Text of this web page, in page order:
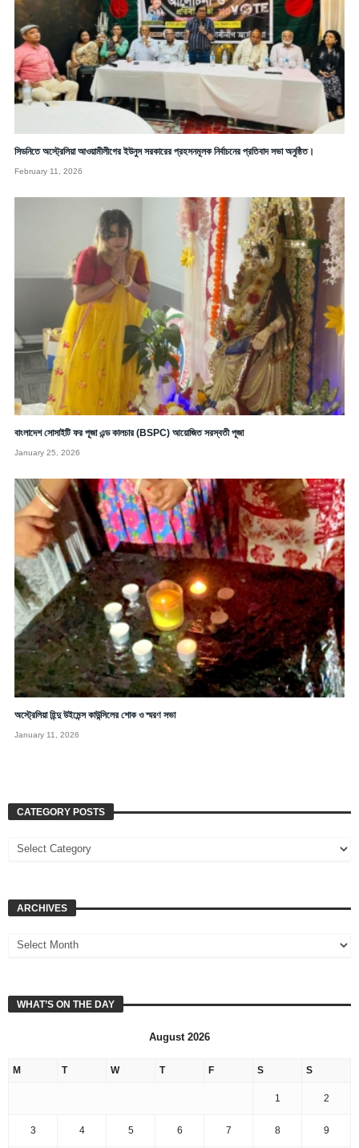
সিডনিতে অস্ট্রেলিয়া আওয়ামীলীগের ইউনুস সরকারের প্রহসনমূলক নির্বাচনের প্রতিবাদ সভা অনুষ্ঠিত।
February 11, 2026
বাংলাদেশ সোসাইটি ফর পূজা এন্ড কালচার (BSPC) আয়োজিত সরস্বতী পূজা
January 25, 2026
অস্ট্রেলিয়া হিন্দু উইমেন্স কাউন্সিলের শোক ও স্মরণ সভা
January 11, 2026
CATEGORY POSTS
ARCHIVES
WHAT’S ON THE DAY
August 2026
M T W T F S S
1 2
3 4 5 6 7 8 9